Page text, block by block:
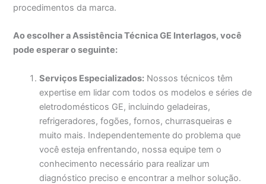
procedimentos da marca.
Ao escolher a Assistência Técnica GE Interlagos, você
pode esperar o seguinte:
Serviços Especializados: Nossos técnicos têm
expertise em lidar com todos os modelos e séries de
eletrodomésticos GE, incluindo geladeiras,
refrigeradores, fogões, fornos, churrasqueiras e
muito mais. Independentemente do problema que
você esteja enfrentando, nossa equipe tem o
conhecimento necessário para realizar um
diagnóstico preciso e encontrar a melhor solução.